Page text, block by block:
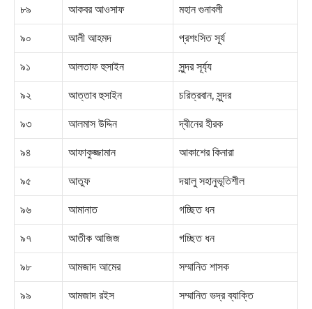
৮৯ আকবর আওসাফ মহান গুনাবলী
৯০ আলী আহমদ প্রশংসিত সূর্য
৯১ আলতাফ হুসাইন সুন্দর সূর্য্য
৯২ আত্তাব হুসাইন চরিত্রবান, সুন্দর
৯৩ আলমাস উদ্দিন দ্বীনের হীরক
৯৪ আফাকুজ্জামান আকাশের কিনারা
৯৫ আতুফ দয়ালু সহানুভূতিশীল
৯৬ আমানাত গচ্ছিত ধন
৯৭ আতীক আজিজ গচ্ছিত ধন
৯৮ আমজাদ আমের সম্মানিত শাসক
৯৯ আমজাদ রইস সম্মানিত ভদ্র ব্যাক্তি